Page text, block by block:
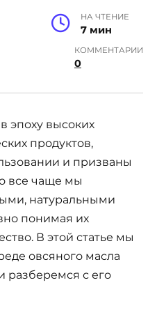
НА ЧТЕНИЕ
7 мин
КОММЕНТАРИИ
0
эпоху высоких
продуктов,
и призваны
все чаще мы
натуральными
понимая их
В этой статье мы
овсяного масла
разберемся с его